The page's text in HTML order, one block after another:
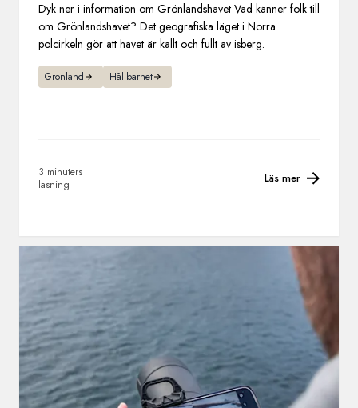
Dyk ner i information om Grönlandshavet Vad känner folk till
om Grönlandshavet? Det geografiska läget i Norra
polcirkeln gör att havet är kallt och fullt av isberg.
Grönland Hållbarhet
3 minuters
läsning
Läs mer